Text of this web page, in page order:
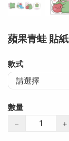
蘋果青蛙 貼紙
款式
數量
−
+